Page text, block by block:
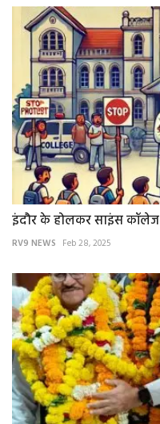
इंदौर के होलकर साइंस कॉलेज
RV9 NEWS Feb 28, 2025